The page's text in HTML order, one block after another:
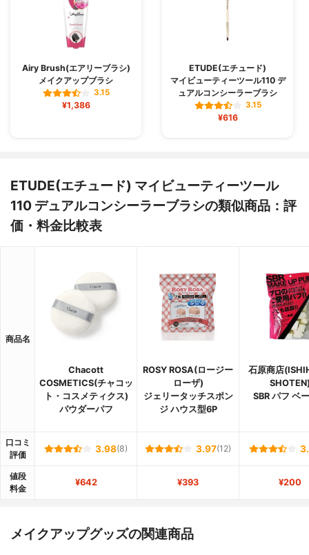
Airy Brush(エアリーブラシ)
メイクアップブラシ
3.15
¥1,386
ETUDE(エチュード)
マイビューティーツール110 デ
ュアルコンシーラーブラシ
3.15
¥616
ETUDE(エチュード) マイビューティーツール
110 デュアルコンシーラーブラシの類似商品：評
価・料金比較表
商品名
Chacott
COSMETICS(チャコッ
ト・コスメティクス)
パウダーパフ
ROSY ROSA(ロージー
ローザ)
ジェリータッチスポン
ジ ハウス型6P
石原商店
SBR パフ ベ
口コミ
評価
3.98(8) 3.97(12)
値段
料金
¥642 ¥393 ¥200
メイクアップグッズの関連商品